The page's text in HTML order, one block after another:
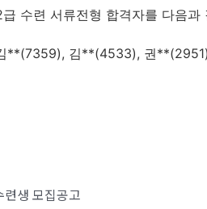
수련 서류전형 합격자를 다음과
**(7359), 김**(4533), 권
생 모집공고